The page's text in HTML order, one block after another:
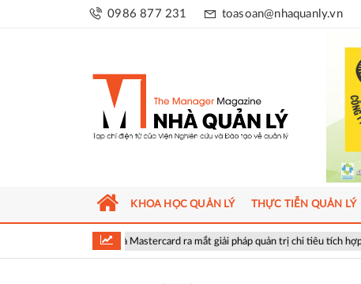
0986 877 231 toasoan@nhaquanly.vn
và Mastercard ra mắt giải pháp quản trị chi tiêu tích hợp AI cho doanh nghiệp
KHOA HỌC QUẢN LÝ THỰC TIỄN QUẢN LÝ